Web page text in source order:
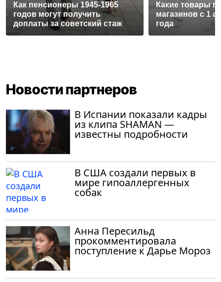
Как пенсионеры 1945-1965
годов могут получить
доплаты за советский стаж
Какие товары
магазинов с 1
года
Новости партнеров
В Испании показали кадры
из клипа SHAMAN —
известны подробности
В США создали первых в
мире гипоаллергенных
собак
Анна Пересильд
прокомментировала
поступление к Дарье Мороз